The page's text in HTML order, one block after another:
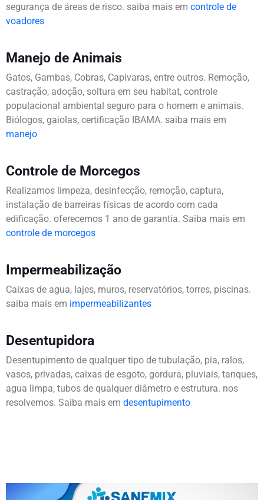
segurança de áreas de risco. saiba mais em controle de
voadores
Manejo de Animais
Gatos, Gambas, Cobras, Capivaras, entre outros. Remoção,
castração, adoção, soltura em seu habitat, controle
populacional ambiental seguro para o homem e animais.
Biólogos, gaiolas, certificação IBAMA. saiba mais em
manejo
Controle de Morcegos
Realizamos limpeza, desinfecção, remoção, captura,
instalação de barreiras físicas de acordo com cada
edificação. oferecemos 1 ano de garantia. Saiba mais em
controle de morcegos
Impermeabilização
Caixas de agua, lajes, muros, reservatórios, torres, piscinas.
saiba mais em impermeabilizantes
Desentupidora
Desentupimento de qualquer tipo de tubulação, pia, ralos,
vasos, privadas, caixas de esgoto, gordura, pluviais, tanques,
agua limpa, tubos de qualquer diâmetro e estrutura. nos
resolvemos. Saiba mais em desentupimento